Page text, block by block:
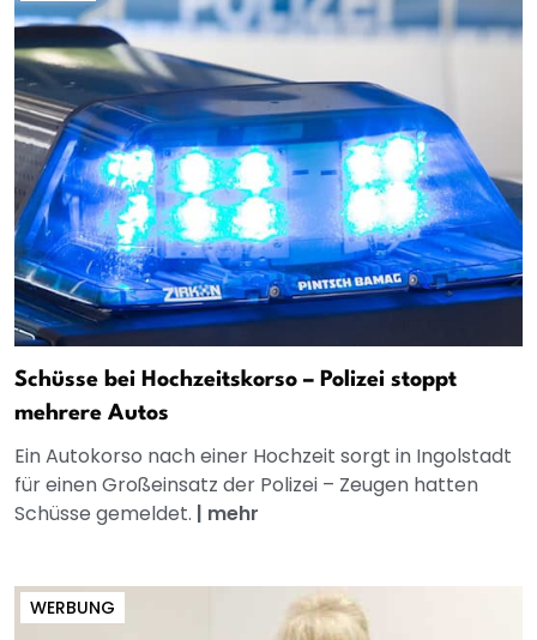
Schüsse bei Hochzeitskorso – Polizei stoppt
mehrere Autos
Ein Autokorso nach einer Hochzeit sorgt in Ingolstadt
für einen Großeinsatz der Polizei – Zeugen hatten
Schüsse gemeldet. | mehr
WERBUNG